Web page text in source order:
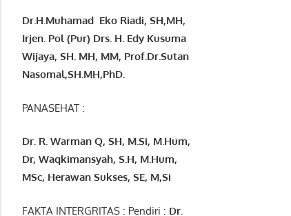
Dr.H.Muhamad Eko Riadi, SH,MH,
Irjen. Pol (Pur) Drs. H. Edy Kusuma
Wijaya, SH. MH, MM, Prof.Dr.Sutan
Nasomal,SH.MH,PhD.
PANASEHAT :
Dr. R. Warman Q, SH, M.Si, M.Hum,
Dr, Waqkimansyah, S.H, M.Hum,
MSc, Herawan Sukses, SE, M,Si
FAKTA INTERGRITAS : Pendiri : Dr.